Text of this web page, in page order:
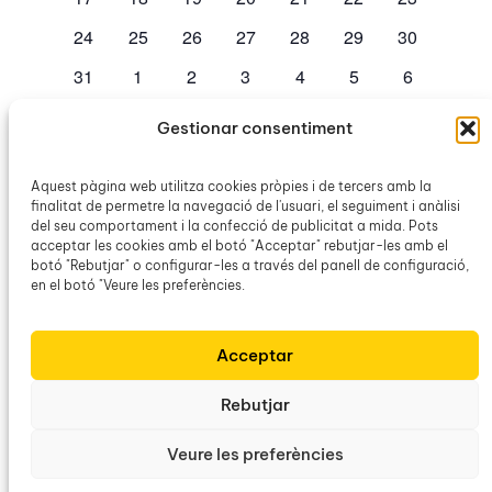
Gestionar consentiment
Aquest pàgina web utilitza cookies pròpies i de tercers amb la
finalitat de permetre la navegació de l'usuari, el seguiment i anàlisi
del seu comportament i la confecció de publicitat a mida. Pots
acceptar les cookies amb el botó "Acceptar" rebutjar-les amb el
botó "Rebutjar" o configurar-les a través del panell de configuració,
en el botó "Veure les preferències.
Acceptar
Rebutjar
Veure les preferències
0
24
0
25
0
26
0
27
0
28
0
29
0
30
0
31
0
1
0
2
0
3
0
4
0
5
0
6
Aquest mes set.
Subscriviu-vos al calendari